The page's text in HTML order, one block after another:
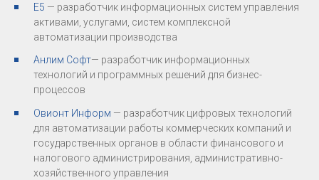
Е5 — разработчик информационных систем управления
активами, услугами, систем комплексной
автоматизации производства
Анлим Софт— разработчик информационных
технологий и программных решений для бизнес-
процессов
Овионт Информ — разработчик цифровых технологий
для автоматизации работы коммерческих компаний и
государственных органов в области финансового и
налогового администрирования, административно-
хозяйственного управления